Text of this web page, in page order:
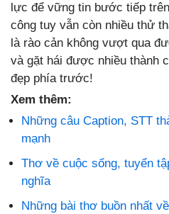
lực để vững tin bước tiếp
công tuy vẫn còn nhiều thử
là rào cản không vượt qua
và gặt hái được nhiều thành
đẹp phía trước!
Xem thêm:
Những câu Caption, STT
mạnh
Thơ về cuộc sống, tuyển
nghĩa
Những bài thơ buồn nhất